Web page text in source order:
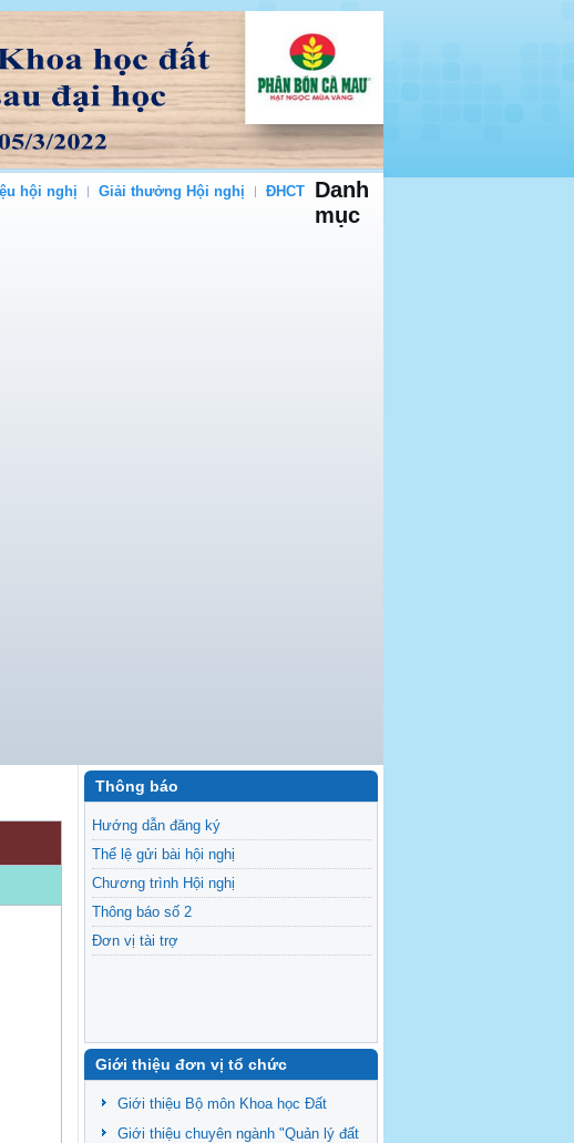
hội nghị Giải thưởng Hội nghị ĐHCT
Danh
mục
Thông báo
Hướng dẫn đăng ký
Thể lệ gửi bài hội nghị
Chương trình Hội nghị
Thông báo số 2
Đơn vị tài trợ
Giới thiệu đơn vị tổ chức
Giới thiệu Bộ môn Khoa học Đất
Giới thiệu chuyên ngành "Quản lý đất